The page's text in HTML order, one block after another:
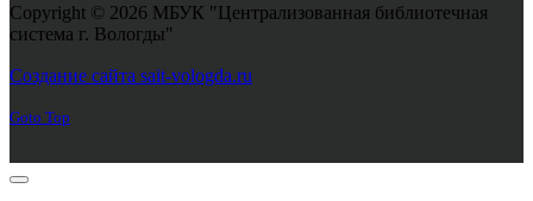
Copyright © 2026 МБУК "Централизованная библиотечная
система г. Вологды"
Создание сайта sait-vologda.ru
Goto Top